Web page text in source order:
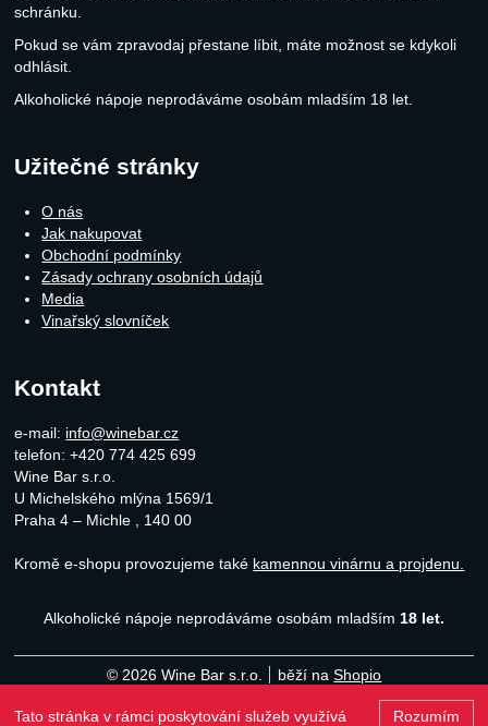
Tato stránka v rámci poskytování služeb využívá Rozumím
schránku.
Pokud se vám zpravodaj přestane líbit, máte možnost se kdykoli
odhlásit.
Alkoholické nápoje neprodáváme osobám mladším 18 let.
Užitečné stránky
O nás
Jak nakupovat
Obchodní podmínky
Zásady ochrany osobních údajů
Media
Vinařský slovníček
Kontakt
e-mail: info@winebar.cz
telefon: +420 774 425 699
Wine Bar s.r.o.
U Michelského mlýna 1569/1
Praha 4 – Michle
140 00
Kromě e-shopu provozujeme také kamennou vinárnu a projdenu.
Alkoholické nápoje neprodáváme osobám mladším 18 let.
© 2026 Wine Bar s.r.o. běží naShopio